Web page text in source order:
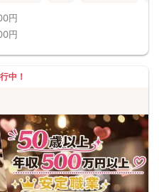
円
円
中！